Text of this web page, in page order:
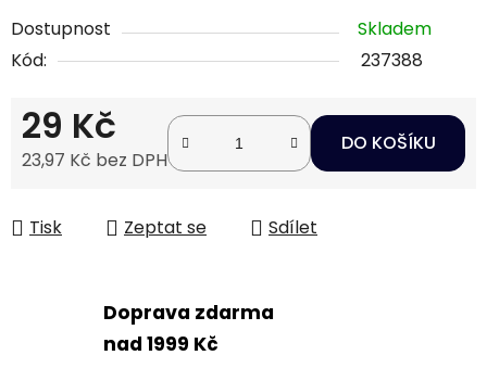
Dostupnost
Skladem
Kód:
237388
29 Kč
23,97 Kč bez DPH
DO KOŠÍKU
Tisk Zeptat se Sdílet
Doprava zdarma
nad 1999 Kč